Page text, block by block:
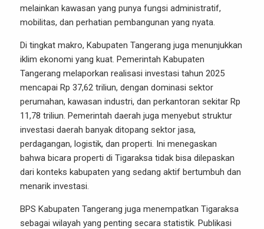
melainkan kawasan yang punya fungsi administratif,
mobilitas, dan perhatian pembangunan yang nyata.
Di tingkat makro, Kabupaten Tangerang juga menunjukkan
iklim ekonomi yang kuat. Pemerintah Kabupaten
Tangerang melaporkan realisasi investasi tahun 2025
mencapai Rp 37,62 triliun, dengan dominasi sektor
perumahan, kawasan industri, dan perkantoran sekitar Rp
11,78 triliun. Pemerintah daerah juga menyebut struktur
investasi daerah banyak ditopang sektor jasa,
perdagangan, logistik, dan properti. Ini menegaskan
bahwa bicara properti di Tigaraksa tidak bisa dilepaskan
dari konteks kabupaten yang sedang aktif bertumbuh dan
menarik investasi.
BPS Kabupaten Tangerang juga menempatkan Tigaraksa
sebagai wilayah yang penting secara statistik. Publikasi